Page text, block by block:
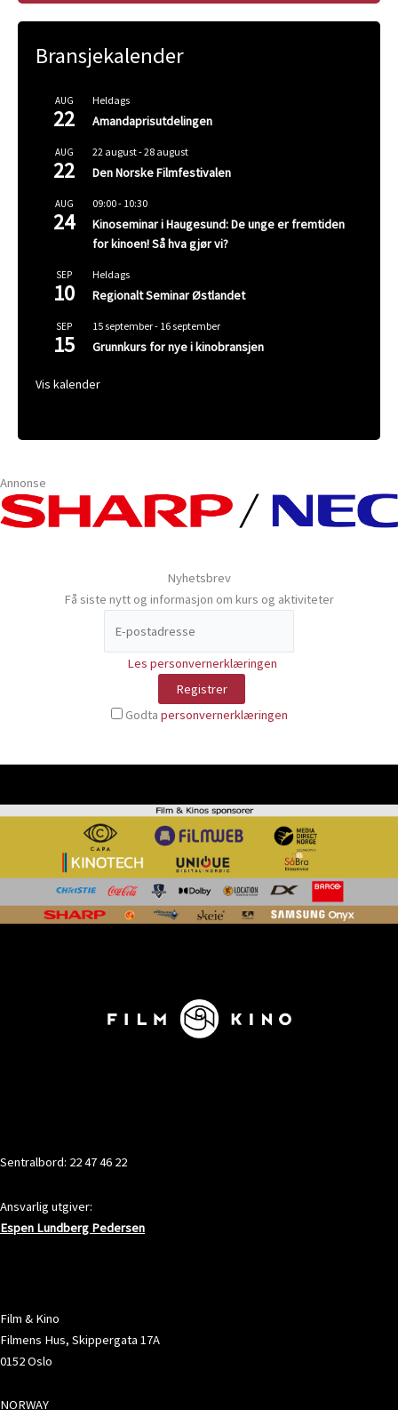
Bransjekalender
AUG
22
Heldags
Amandaprisutdelingen
AUG
22
22 august-28 august
Den Norske Filmfestivalen
AUG
24
09:00- 10:30
Kinoseminar i Haugesund: De unge er fremtiden
for kinoen! Så hva gjør vi?
SEP
10
Heldags
Regionalt Seminar Østlandet
SEP
15
15 september- 16 september
Grunnkurs for nye i kinobransjen
Vis kalender
Annonse
Nyhetsbrev
Få siste nytt og informasjon om kurs og aktiviteter
Les personvernerklæringen
Godta personvernerklæringen
Sentralbord: 22 47 46 22
Ansvarlig utgiver:
Espen Lundberg Pedersen
Film & Kino
Filmens Hus, Skippergata 17A
0152 Oslo
NORWAY